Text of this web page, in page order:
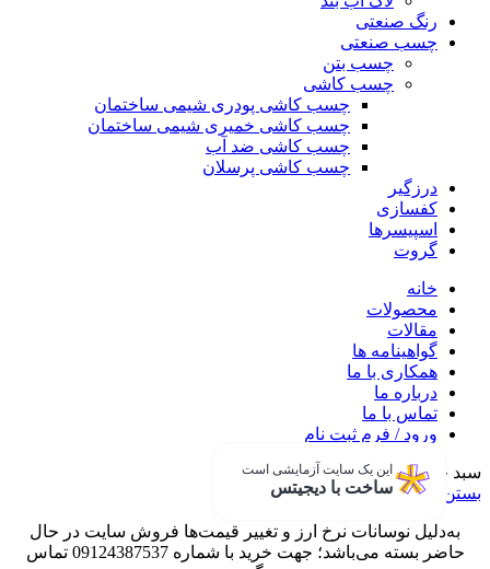
رنگ صنعتی
چسب صنعتی
چسب بتن
چسب کاشی
چسب کاشی پودری شیمی ساختمان
چسب کاشی خمیری شیمی ساختمان
چسب کاشی ضد آب
چسب کاشی پرسلان
درزگیر
کفسازی
اسپیسرها
گروت
خانه
محصولات
مقالات
گواهینامه ها
همکاری با ما
درباره ما
تماس با ما
ورود / فرم ثبت نام
سبد خرید
بستن
به‌دلیل نوسانات نرخ ارز و تغییر قیمت‌ها فروش سایت در حال
حاضر بسته می‌باشد؛ جهت خرید با شماره 09124387537 تماس
این یک سایت آزمایشی است
ساخت با دیجیتس